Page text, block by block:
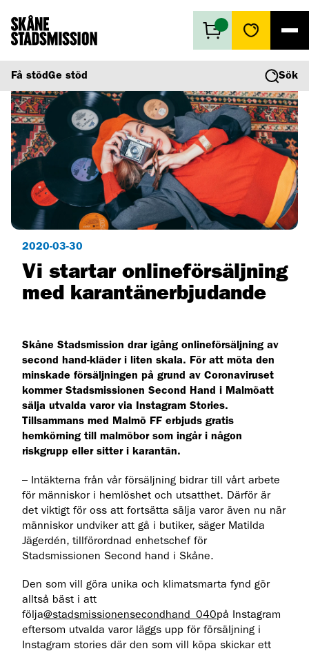
Få stödGe stöd Sök
Få stöd
Ge stöd
Vad vi gör
Second hand
Om oss
2020-03-30
Vi startar onlineförsäljning
med karantänerbjudande
Skåne Stadsmission drar igång onlineförsäljning av
second hand-kläder i liten skala. För att möta den
minskade försäljningen på grund av Coronaviruset
kommer Stadsmissionen Second Hand i Malmöatt
sälja utvalda varor via Instagram Stories.
Tillsammans med Malmö FF erbjuds gratis
hemkörning till malmöbor som ingår i någon
riskgrupp eller sitter i karantän.
– Intäkterna från vår försäljning bidrar till vårt arbete
för människor i hemlöshet och utsatthet. Därför är
det viktigt för oss att fortsätta sälja varor även nu när
människor undviker att gå i butiker, säger Matilda
Jägerdén, tillförordnad enhetschef för
Stadsmissionen Second hand i Skåne.
Den som vill göra unika och klimatsmarta fynd gör
alltså bäst i att
följa@stadsmissionensecondhand_040på Instagram
eftersom utvalda varor läggs upp för försäljning i
Instagram stories där den som vill köpa skickar ett